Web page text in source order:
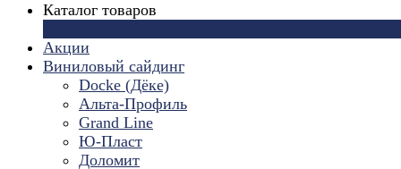
Каталог товаров
Акции
Виниловый сайдинг
Docke (Дёке)
Альта-Профиль
Grand Line
Ю-Пласт
Доломит